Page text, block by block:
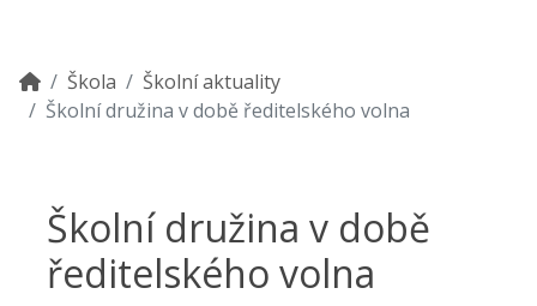
Škola
Školní aktuality
Školní družina v době ředitelského volna
Školní družina v době
ředitelského volna